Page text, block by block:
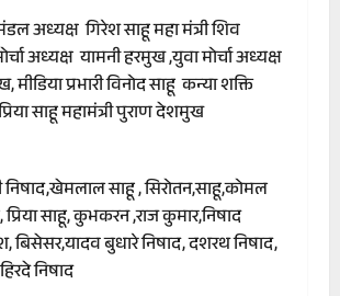
अध्यक्ष गिरेश साहू महा मंत्री शिव
अध्यक्ष यामनी हरमुख ,युवा मोर्चा अध्यक्ष
प्रभारी विनोद साहू कन्या शक्ति
साहू महामंत्री पुराण देशमुख
साहू , सिरोतन,साहू,कोमल
प्रिया साहू, कुभकरन ,राज कुमार,निषाद
बुधारे निषाद, दशरथ निषाद,
निषाद